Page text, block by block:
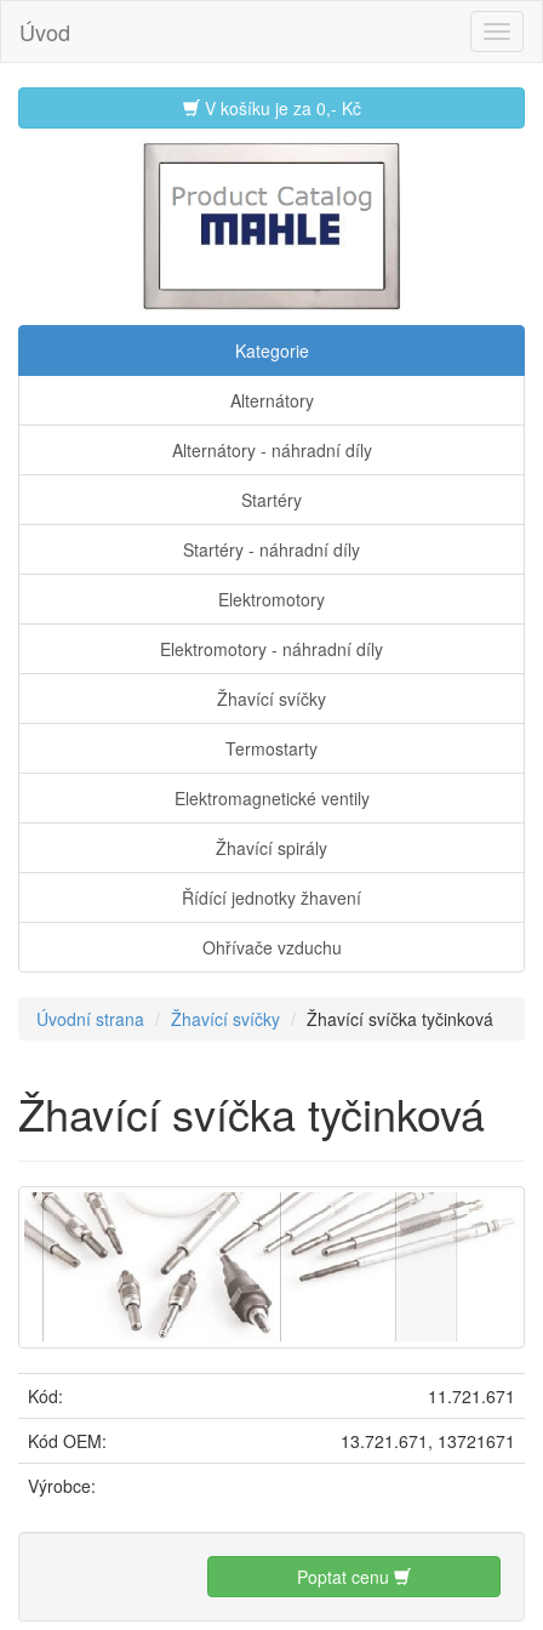
Úvod
V košíku je za 0,- Kč
Kategorie
Alternátory
Alternátory - náhradní díly
Startéry
Startéry - náhradní díly
Elektromotory
Elektromotory - náhradní díly
Žhavící svíčky
Termostarty
Elektromagnetické ventily
Žhavící spirály
Řídící jednotky žhavení
Ohřívače vzduchu
Úvodní strana Žhavící svíčky Žhavící svíčka tyčinková
Žhavící svíčka tyčinková
Kód:
11.721.671
Kód OEM:
13.721.671, 13721671
Výrobce:
Poptat cenu